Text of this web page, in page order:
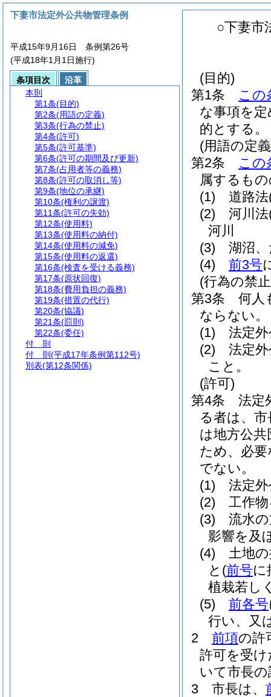
○下妻市
(目的)
第1条
この
な事項を
的とする。
(用語の定
第2条
この
属するも
(1)
道路法
(2)
河川法
河川
(3)
湖沼
(4)
前3号
(行為の禁
第3条
何人
ならない。
(1)
法定
(2)
法定
こと。
(許可)
第4条
法定
る者は、
は地方公
ため、必
でない。
(1)
法定
(2)
工作
(3)
流水
影響を及
(4)
土地
と (前号に
植栽若し
(5)
前各号
行い、又
2
前項の許
許可を受
いて市長
3
市長は、
下妻市法定外公共物管理条例
平成15年9月16日 条例第26号
(平成18年1月1日施行)
条項目次
沿革
本則
第1条(目的)
第2条(用語の定義)
第3条(行為の禁止)
第4条(許可)
第5条(許可基準)
第6条(許可の期間及び更新)
第7条(占用者等の義務)
第8条(許可の取消し等)
第9条(地位の承継)
第10条(権利の譲渡)
第11条(許可の失効)
第12条(使用料)
第13条(使用料の納付)
第14条(使用料の減免)
第15条(使用料の返還)
第16条(検査を受ける義務)
第17条(原状回復)
第18条(費用負担の義務)
第19条(措置の代行)
第20条(協議)
第21条(罰則)
第22条(委任)
付 則
付 則 (平成17年条例第112号)
別表(第12条関係)